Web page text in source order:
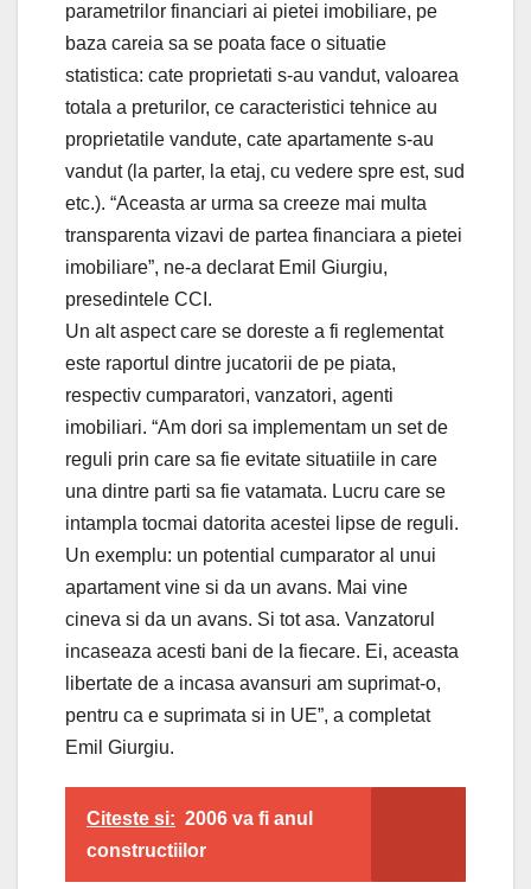
parametrilor financiari ai pietei imobiliare, pe
baza careia sa se poata face o situatie
statistica: cate proprietati s-au vandut, valoarea
totala a preturilor, ce caracteristici tehnice au
proprietatile vandute, cate apartamente s-au
vandut (la parter, la etaj, cu vedere spre est, sud
etc.). “Aceasta ar urma sa creeze mai multa
transparenta vizavi de partea financiara a pietei
imobiliare”, ne-a declarat Emil Giurgiu,
presedintele CCI.
Un alt aspect care se doreste a fi reglementat
este raportul dintre jucatorii de pe piata,
respectiv cumparatori, vanzatori, agenti
imobiliari. “Am dori sa implementam un set de
reguli prin care sa fie evitate situatiile in care
una dintre parti sa fie vatamata. Lucru care se
intampla tocmai datorita acestei lipse de reguli.
Un exemplu: un potential cumparator al unui
apartament vine si da un avans. Mai vine
cineva si da un avans. Si tot asa. Vanzatorul
incaseaza acesti bani de la fiecare. Ei, aceasta
libertate de a incasa avansuri am suprimat-o,
pentru ca e suprimata si in UE”, a completat
Emil Giurgiu.
Citeste si: 2006 va fi anul
constructiilor